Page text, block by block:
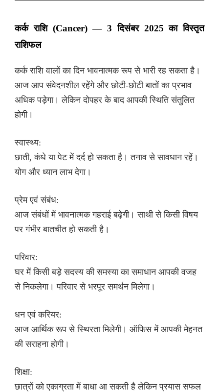
कर्क राशि (Cancer) — 3 दिसंबर 2025 का विस्तृत
राशिफल
कर्क राशि वालों का दिन भावनात्मक रूप से भारी रह सकता है।
आज आप संवेदनशील रहेंगे और छोटी-छोटी बातों का प्रभाव
अधिक पड़ेगा। लेकिन दोपहर के बाद आपकी स्थिति संतुलित
होगी।
स्वास्थ्य:
छाती, कंधे या पेट में दर्द हो सकता है। तनाव से सावधान रहें।
योग और ध्यान लाभ देगा।
प्रेम एवं संबंध:
आज संबंधों में भावनात्मक गहराई बढ़ेगी। साथी से किसी विषय
पर गंभीर बातचीत हो सकती है।
परिवार:
घर में किसी बड़े सदस्य की समस्या का समाधान आपकी वजह
से निकलेगा। परिवार से भरपूर समर्थन मिलेगा।
धन एवं करियर:
आज आर्थिक रूप से स्थिरता मिलेगी। ऑफिस में आपकी मेहनत
की सराहना होगी।
शिक्षा:
छात्रों को एकाग्रता में बाधा आ सकती है लेकिन प्रयास सफल